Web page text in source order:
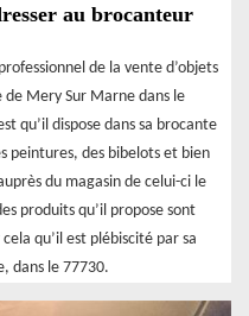
au brocanteur
de la vente d’objets
de Mery Sur Marne dans le
qu’il dispose dans sa brocante
peintures, des bibelots et bien
du magasin de celui-ci le
produits qu’il propose sont
qu’il est plébiscité par sa
dans le 77730.